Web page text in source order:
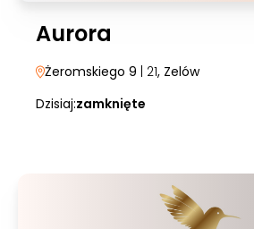
Aurora
Żeromskiego 9 | 21, Zelów
Dzisiaj:zamknięte